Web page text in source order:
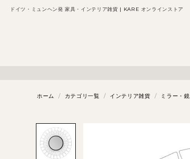
ドイツ・ミュンヘン発 家具・インテリア雑貨 | KARE オンラインストア
ホーム / カテゴリ一覧 / インテリア雑貨 / ミラー・鏡